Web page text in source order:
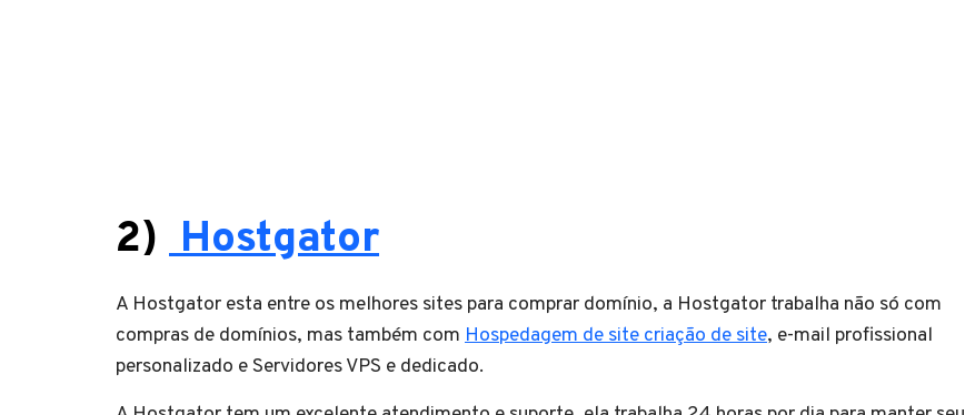
2) Hostgator
A Hostgator esta entre os melhores sites para comprar domínio, a Hostgator trabalha não só com
compras de domínios, mas também com Hospedagem de site criação de site, e-mail profissional
personalizado e Servidores VPS e dedicado.